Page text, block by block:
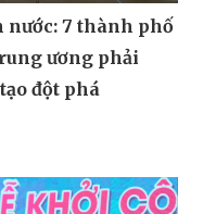
nước: 7 thành phố
ương phải
đột phá